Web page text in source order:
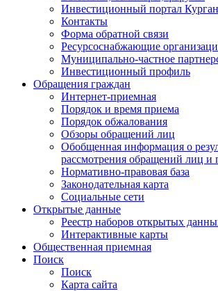
Инвестиционный портал
Контакты
Форма обратной связи
Ресурсоснабжающие
Муниципально-частное
Инвестиционный профиль
Обращения граждан
Интернет-приемная
Порядок и время приема
Порядок обжалования
Обзоры обращений лиц
Обобщенная информация о
рассмотрения обращений лиц и
Нормативно-правовая база
Законодательная карта
Социальные сети
Открытые данные
Реестр наборов открытых
Интерактивные карты
Общественная приемная
Поиск
Поиск
Карта сайта